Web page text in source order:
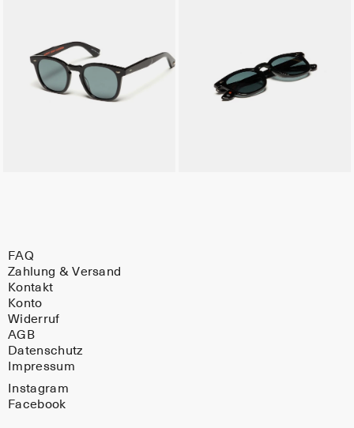
FAQ
Zahlung & Versand
Kontakt
Konto
Widerruf
AGB
Datenschutz
Impressum
Instagram
Facebook